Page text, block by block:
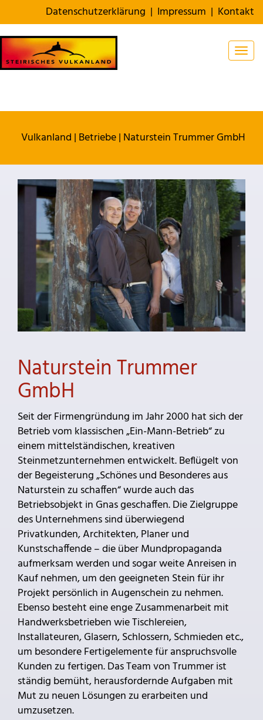
Datenschutzerklärung | Impressum | Kontakt
Vulkanland | Betriebe| Naturstein Trummer GmbH
Naturstein Trummer
GmbH
Seit der Firmengründung im Jahr 2000 hat sich der
Betrieb vom klassischen „Ein-Mann-Betrieb“ zu
einem mittelständischen, kreativen
Steinmetzunternehmen entwickelt. Beflügelt von
der Begeisterung „Schönes und Besonderes aus
Naturstein zu schaffen“ wurde auch das
Betriebsobjekt in Gnas geschaffen. Die Zielgruppe
des Unternehmens sind überwiegend
Privatkunden, Architekten, Planer und
Kunstschaffende – die über Mundpropaganda
aufmerksam werden und sogar weite Anreisen in
Kauf nehmen, um den geeigneten Stein für ihr
Projekt persönlich in Augenschein zu nehmen.
Ebenso besteht eine enge Zusammenarbeit mit
Handwerksbetrieben wie Tischlereien,
Installateuren, Glasern, Schlossern, Schmieden etc.,
um besondere Fertigelemente für anspruchsvolle
Kunden zu fertigen. Das Team von Trummer ist
ständig bemüht, herausfordernde Aufgaben mit
Mut zu neuen Lösungen zu erarbeiten und
umzusetzen.